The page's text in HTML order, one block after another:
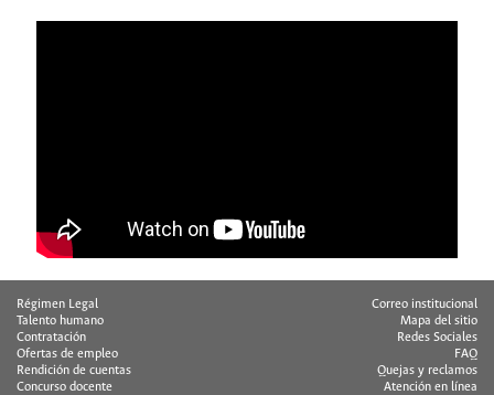
Régimen Legal
Talento humano
Contratación
Ofertas de empleo
Rendición de cuentas
Concurso docente
Correo institucional
Mapa del sitio
Redes Sociales
FAQ
Quejas y reclamos
Atención en línea